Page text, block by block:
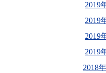
2019
2019
2019
2019
2018